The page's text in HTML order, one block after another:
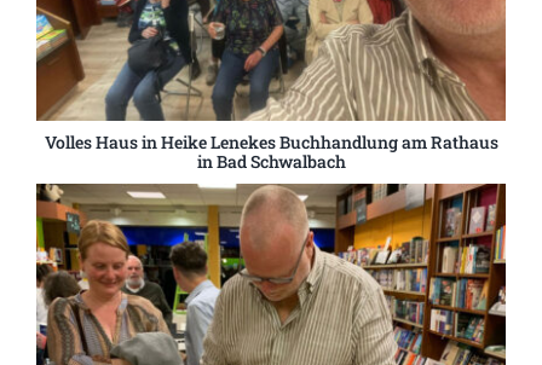
Volles Haus in Heike Lenekes Buchhandlung am Rathaus
in Bad Schwalbach